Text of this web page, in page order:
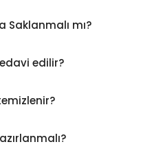
Saklanmalı mı?
edilir?